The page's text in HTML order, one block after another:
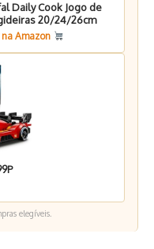
Daily Cook Jogo de
20/24/26cm
na Amazon
elegíveis.